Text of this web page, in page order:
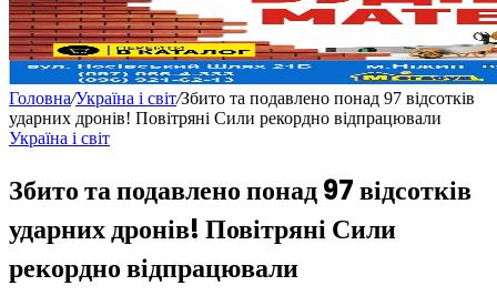
Головна/Україна і світ/Збито та подавлено понад 97 відсотків
ударних дронів! Повітряні Сили рекордно відпрацювали
Україна і світ
Збито та подавлено понад 97 відсотків
ударних дронів! Повітряні Сили
рекордно відпрацювали